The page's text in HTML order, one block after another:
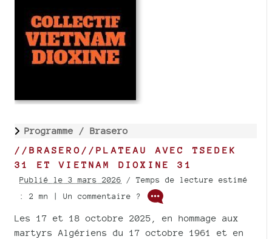
Programme / Brasero
//BRASERO//PLATEAU AVEC TSEDEK
31 ET VIETNAM DIOXINE 31
Publié le 3 mars 2026 / Temps de lecture estimé
: 2 mn | Un commentaire ?
Les 17 et 18 octobre 2025, en hommage aux
martyrs Algériens du 17 octobre 1961 et en